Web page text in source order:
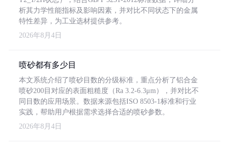
析其力学性能指标及影响因素，并对比不同状态下的金属
特性差异，为工业选材提供参考。
2026年8月4日
喷砂都有多少目
本文系统介绍了喷砂目数的分级标准，重点分析了铝合金
喷砂200目对应的表面粗糙度（Ra 3.2-6.3μm），并对比不
同目数的应用场景。数据来源包括ISO 8503-1标准和行业
实践，帮助用户根据需求选择合适的喷砂参数。
2026年8月4日